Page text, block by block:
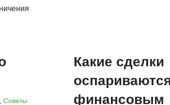
Советы
Какие сделки
финансовым